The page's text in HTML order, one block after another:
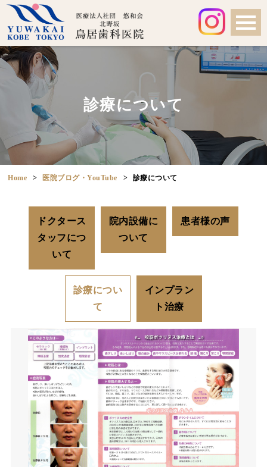
診療について
Home 医院ブログ・YouTube 診療について
ドクタース
タッフにつ
いて
院内設備に
ついて
患者様の声
診療につい
て
インプラン
ト治療